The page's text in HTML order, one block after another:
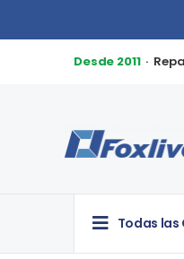
Desde 2011·
Todas